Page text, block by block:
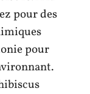
pour des
pour